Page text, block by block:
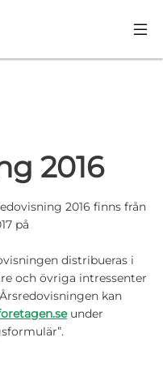
2016
2016 finns från
på
distribueras i
och övriga intressenter
kan
under